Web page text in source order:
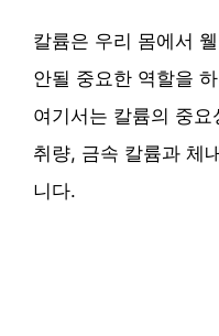
칼륨은 우리 몸에서
안될 중요한 역할을
여기서는 칼륨의 중
취량, 금속 칼륨과 체
니다.